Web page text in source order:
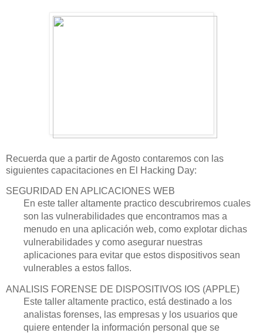
Recuerda que a partir de Agosto contaremos con las
siguientes capacitaciones en El Hacking Day:
SEGURIDAD EN APLICACIONES WEB
En este taller altamente practico descubriremos cuales
son las vulnerabilidades que encontramos mas a
menudo en una aplicación web, como explotar dichas
vulnerabilidades y como asegurar nuestras
aplicaciones para evitar que estos dispositivos sean
vulnerables a estos fallos.
ANALISIS FORENSE DE DISPOSITIVOS IOS (APPLE)
Este taller altamente practico, está destinado a los
analistas forenses, las empresas y los usuarios que
quiere entender la información personal que se